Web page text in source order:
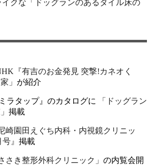
クな「ドッグランのあるタイル床の
『有吉のお金発見 突撃!カネオく
」 が紹介
ラタップ』のカタログに
「ドッグラン
掲載
尼崎園田えぐち内科・内視鏡クリニッ
』 掲載
さき整形外科クリニック」 の内覧会開